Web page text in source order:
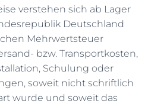
verstehen sich ab Lager
Deutschland
Mehrwertsteuer
bzw. Transportkosten,
Schulung oder
soweit nicht schriftlich
wurde und soweit das